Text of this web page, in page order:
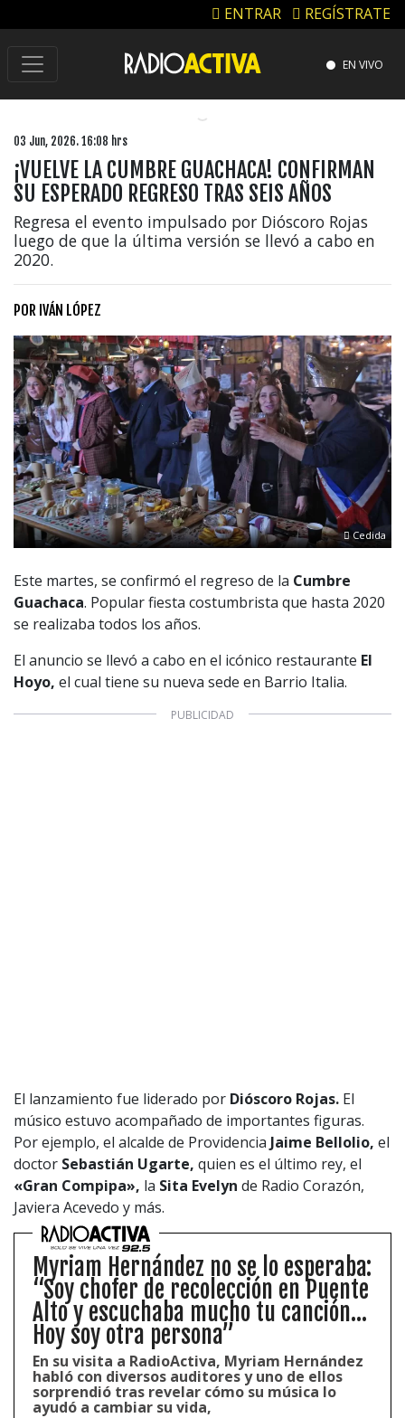
ENTRAR REGÍSTRATE
EN VIVO
03 Jun, 2026. 16:08 hrs
¡VUELVE LA CUMBRE GUACHACA! CONFIRMAN
SU ESPERADO REGRESO TRAS SEIS AÑOS
Regresa el evento impulsado por Dióscoro Rojas
luego de que la última versión se llevó a cabo en
2020.
POR IVÁN LÓPEZ
Cedida
Este martes, se confirmó el regreso de la Cumbre
Guachaca. Popular fiesta costumbrista que hasta 2020
se realizaba todos los años.
El anuncio se llevó a cabo en el icónico restaurante El
Hoyo, el cual tiene su nueva sede en Barrio Italia.
El lanzamiento fue liderado por Dióscoro Rojas. El
músico estuvo acompañado de importantes figuras.
Por ejemplo, el alcalde de Providencia Jaime Bellolio, el
doctor Sebastián Ugarte, quien es el último rey, el
«Gran Compipa», la Sita Evelyn de Radio Corazón,
Javiera Acevedo y más.
Myriam Hernández no se lo esperaba:
“Soy chofer de recolección en Puente
Alto y escuchaba mucho tu canción...
Hoy soy otra persona”
En su visita a RadioActiva, Myriam Hernández
habló con diversos auditores y uno de ellos
sorprendió tras revelar cómo su música lo
ayudó a cambiar su vida,